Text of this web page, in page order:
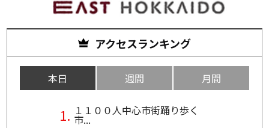
アクセスランキング
本日 週間 月間
１１００人中心市街踊り歩く
市...